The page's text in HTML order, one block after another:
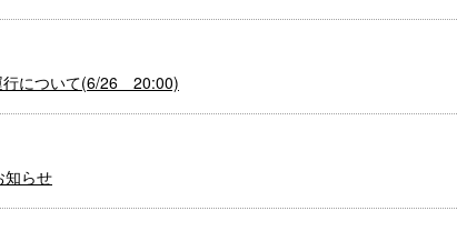
行について(6/26 20:00)
知らせ